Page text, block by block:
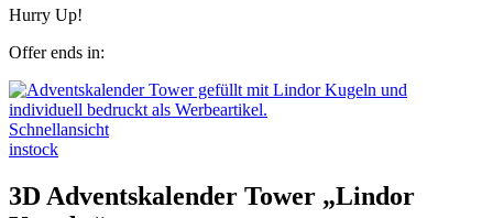
Hurry Up!
Offer ends in:
Schnellansicht
instock
3D Adventskalender Tower „Lindor